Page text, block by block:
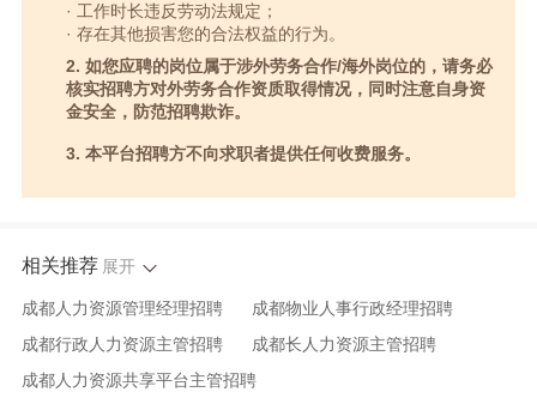
· 工作时长违反劳动法规定；
· 存在其他损害您的合法权益的行为。
2. 如您应聘的岗位属于涉外劳务合作/海外岗位的，请务必
核实招聘方对外劳务合作资质取得情况，同时注意自身资
金安全，防范招聘欺诈。
3. 本平台招聘方不向求职者提供任何收费服务。
相关推荐 展开
成都人力资源管理经理招聘
成都物业人事行政经理招聘
成都行政人力资源主管招聘
成都长人力资源主管招聘
成都人力资源共享平台主管招聘